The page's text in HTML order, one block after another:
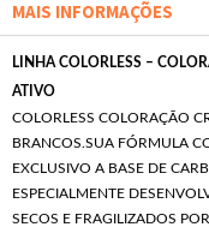
MAIS INFORMAÇÕES
LINHA COLORLESS –
ATIVO
COLORLESS COLORAÇÃO
BRANCOS.SUA FÓRMULA
EXCLUSIVO A BASE DE
ESPECIALMENTE
SECOS E FRAGILIZADOS